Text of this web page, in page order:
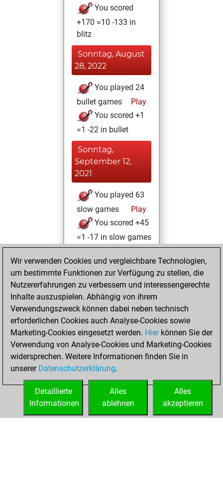
You scored
+170 =10 -133 in
blitz
Sonntag, August
28, 2022
You played 24
bullet games
Play
You scored +1
=1 -22 in bullet
Sonntag,
September 12,
2021
You played 63
slow games
Play
You scored +45
=1 -17 in slow games
Dienstag,
Februar 23, 2021
You won
against Fritz
Fritz
You achieved a
BeautyScore of 7
You achieved a
new Elo of 1623
You created
your Fritz account
Wir verwenden Cookies und vergleichbare Technologien,
um bestimmte Funktionen zur Verfügung zu stellen, die
Nutzererfahrungen zu verbessern und interessengerechte
Inhalte auszuspielen. Abhängig von ihrem
Verwendungszweck können dabei neben technisch
erforderlichen Cookies auch Analyse-Cookies sowie
Marketing-Cookies eingesetzt werden. Hierkönnen Sie der
Verwendung von Analyse-Cookies und Marketing-Cookies
widersprechen. Weitere Informationen finden Sie in
unserer Datenschutzerklärung.
Alles
akzeptieren
Alles
ablehnen
Detaillierte
Informationen